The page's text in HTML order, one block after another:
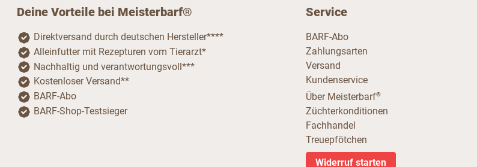
Deine Vorteile bei Meisterbarf®
Direktversand durch deutschen Hersteller****
Alleinfutter mit Rezepturen vom Tierarzt*
Nachhaltig und verantwortungsvoll***
Kostenloser Versand**
BARF-Abo
BARF-Shop-Testsieger
Service
BARF-Abo
Zahlungsarten
Versand
Kundenservice
Über Meisterbarf®
Züchterkonditionen
Fachhandel
Treuepfötchen
Widerruf starten